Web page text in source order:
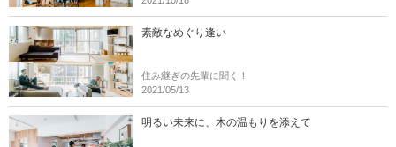
素敵なめぐり逢い
住み継ぎの先輩に聞く！
2021/05/13
明るい未来に、木の温もりを添えて